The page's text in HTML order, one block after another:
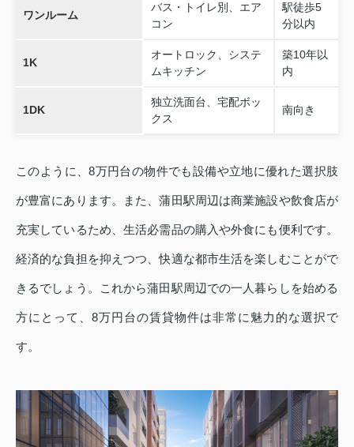
ワンルーム
バス・トイレ別、エア
コン
駅徒歩5
分以内
1K
オートロック、システ
ムキッチン
築10年以
内
1DK
独立洗面台、宅配ボッ
クス
南向き
このように、8万円台の物件でも設備や立地に優れた選択肢
が豊富にあります。また、蒲田駅周辺は商業施設や飲食店が
充実しているため、生活必需品の購入や外食にも便利です。
経済的な負担を抑えつつ、快適な都市生活を楽しむことがで
きるでしょう。これから蒲田駅周辺での一人暮らしを始める
方にとって、8万円台の賃貸物件は非常に魅力的な選択で
す。